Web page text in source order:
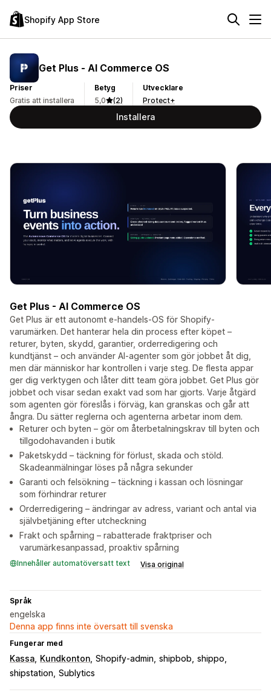
Shopify App Store
Get Plus ‑ AI Commerce OS
Priser
Gratis att installera
Betyg
5,0
(2)
Utvecklare
Protect+
Installera
Get Plus - AI Commerce OS
Get Plus är ett autonomt e-handels-OS för Shopify-
varumärken. Det hanterar hela din process efter köpet –
returer, byten, skydd, garantier, orderredigering och
kundtjänst – och använder AI-agenter som gör jobbet åt dig,
men där människor har kontrollen i varje steg. De flesta appar
ger dig verktygen och låter ditt team göra jobbet. Get Plus gör
jobbet och visar sedan exakt vad som har gjorts. Varje åtgärd
som agenten gör föreslås i förväg, kan granskas och går att
ångra. Du sätter reglerna och agenterna arbetar inom dem.
Returer och byten – gör om återbetalningskrav till byten och
tillgodohavanden i butik
Paketskydd – täckning för förlust, skada och stöld.
Skadeanmälningar löses på några sekunder
Garanti och felsökning – täckning i kassan och lösningar
som förhindrar returer
Orderredigering – ändringar av adress, variant och antal via
självbetjäning efter utcheckning
Frakt och spårning – rabatterade fraktpriser och
varumärkesanpassad, proaktiv spårning
Innehåller automatöversatt text Visa original
Språk
engelska
Denna app finns inte översatt till svenska
Fungerar med
Kassa Kundkonton Shopify-admin shipbob shippo
shipstation Sublytics